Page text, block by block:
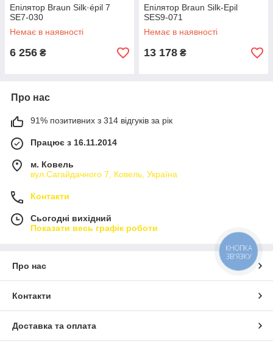
Епілятор Braun Silk·épil 7
SE7-030
Немає в наявності
6 256 ₴
Епілятор Braun Silk-Epil
SES9-071
Немає в наявності
13 178 ₴
Про нас
91% позитивних з 314 відгуків за рік
Працює з 16.11.2014
м. Ковель
вул.Сагайдачного 7, Ковель, Україна
Контакти
Сьогодні вихідний
Показати весь графік роботи
Про нас
Контакти
Доставка та оплата
КНОПКА
ЗВ'ЯЗКУ